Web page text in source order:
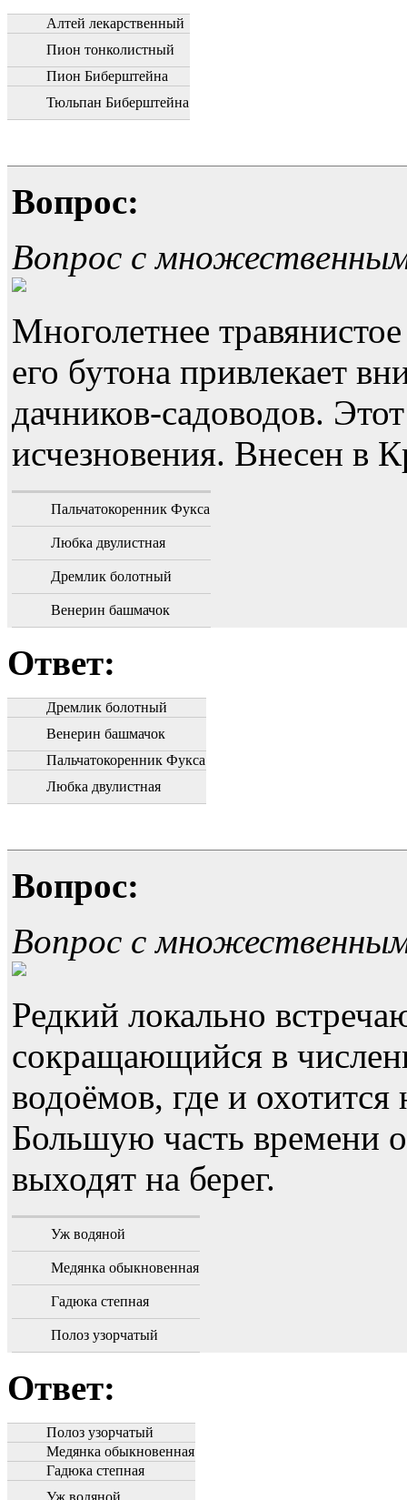
Алтей лекарственный
Пион тонколистный
Пион Биберштейна
Тюльпан Биберштейна
Вопрос:
Вопрос с
Многолетнее
его бутона привлекает
дачников-садоводов.
исчезновения. Внесен в
Пальчатокоренник Фукса
Любка двулистная
Дремлик болотный
Венерин башмачок
Ответ:
Дремлик болотный
Венерин башмачок
Пальчатокоренник Фукса
Любка двулистная
Вопрос:
Вопрос с
Редкий локально
сокращающийся в
водоёмов, где и
Большую часть времени
выходят на берег.
Уж водяной
Медянка обыкновенная
Гадюка степная
Полоз узорчатый
Ответ:
Полоз узорчатый
Медянка обыкновенная
Гадюка степная
Уж водяной